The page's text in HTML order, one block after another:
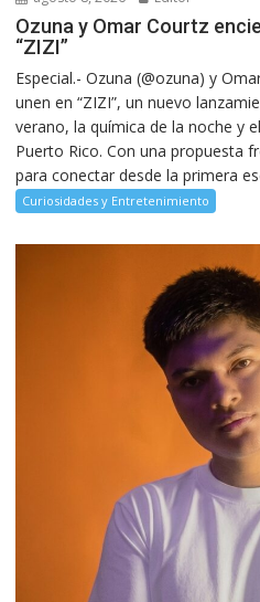
Ozuna y Omar Courtz
“ZIZI”
Especial.- Ozuna (@ozuna) y
unen en “ZIZI”, un nuevo
verano, la química de la noche y
Puerto Rico. Con una propuesta
para conectar desde la primera
Curiosidades y Entretenimiento